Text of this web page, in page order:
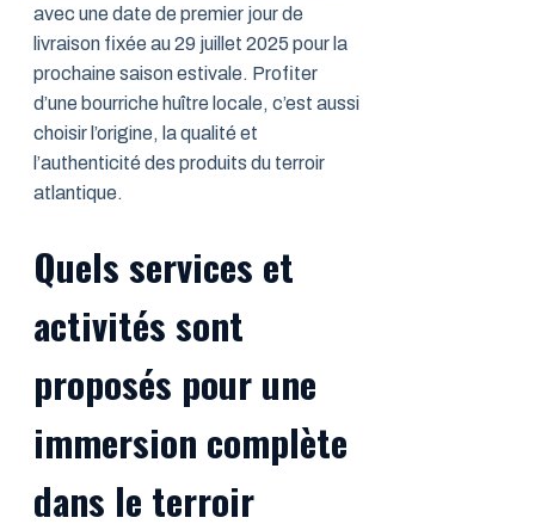
avec une date de premier jour de
livraison fixée au 29 juillet 2025 pour la
prochaine saison estivale. Profiter
d’une bourriche huître locale, c’est aussi
choisir l’origine, la qualité et
l’authenticité des produits du terroir
atlantique.
Quels services et
activités sont
proposés pour une
immersion complète
dans le terroir